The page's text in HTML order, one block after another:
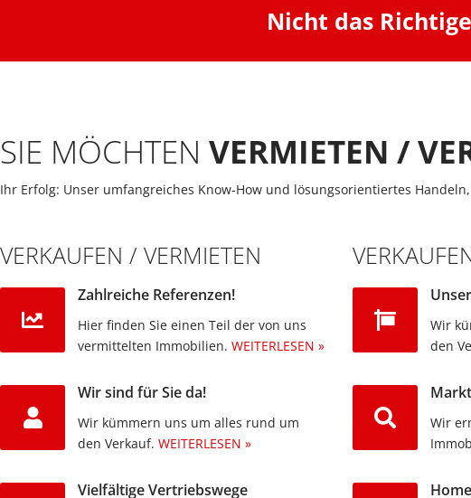
Nicht das
SIE MÖCHTEN VERMIETEN /
Ihr Erfolg: Unser umfangreiches Know-How und lösungsorientiertes
VERKAUFEN / VERMIETEN
Zahlreiche Referenzen!
Hier finden Sie einen Teil der von uns
vermittelten Immobilien.​WEITERLESEN »
Wir sind für Sie da!
Wir kümmern uns um alles rund um
den Verkauf.WEITERLESEN »
Vielfältige Vertriebswege
Wir
den
Wir